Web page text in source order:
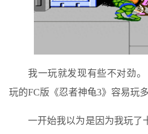
我一玩就发现有些不对劲
玩的FC版《忍者神龟3》容易玩多
一开始我以为是因为我玩了